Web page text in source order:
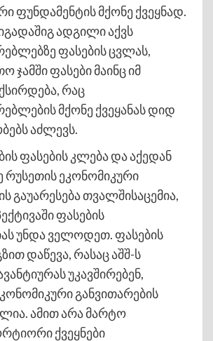
ფუნდამენტის მქონე ქვეყნად.
ადგილი აქვს
ფასების ცვლას,
ჯამში ფასები მაინც იმ
რაც
მქონე ქვეყანას დიდ
აძლევს.
ფასების კლება და აქედან
რუსეთის ეკონომიკური
გაუარესება თვალშისაცემია,
ფასების
უნდა ველოდეთ. ფასების
დაწევა, რასაც აშშ-ს
უკავშირებენ,
განვითარების
ამით არა მარტო
ქვეყნები